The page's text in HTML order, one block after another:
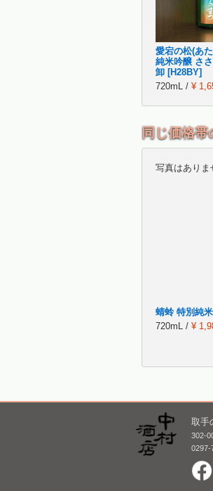
愛宕の松(あ
純米吟醸 さ
卸 [H28BY]
720mL / ¥
同じ価格帯
写真はありま
蜻蛉 特別純米
720mL / ¥
取手
302-
0297-